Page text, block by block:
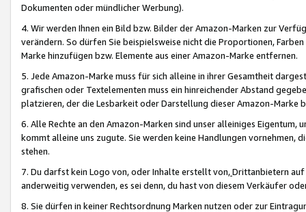
Dokumenten oder mündlicher Werbung).
4. Wir werden Ihnen ein Bild bzw. Bilder der Amazon-Marken zur
verändern. So dürfen Sie beispielsweise nicht die Proportionen,
Marke hinzufügen bzw. Elemente aus einer Amazon-Marke entfernen.
5. Jede Amazon-Marke muss für sich alleine in ihrer Gesamtheit
grafischen oder Textelementen muss ein hinreichender Abstand
platzieren, der die Lesbarkeit oder Darstellung dieser Amazon-Marke
6. Alle Rechte an den Amazon-Marken sind unser alleiniges
kommt alleine uns zugute. Sie werden keine Handlungen vornehmen,
stehen.
7. Du darfst kein Logo von, oder Inhalte erstellt von,Drittanbietern auf
anderweitig verwenden, es sei denn, du hast von diesem Verkäufer
8. Sie dürfen in keiner Rechtsordnung Marken nutzen oder zur